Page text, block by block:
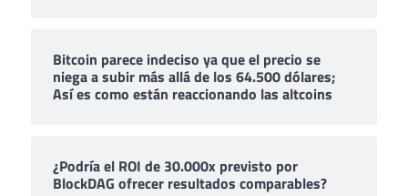
Bitcoin parece indeciso ya que el precio se
niega a subir más allá de los 64.500 dólares;
Así es como están reaccionando las altcoins
¿Podría el ROI de 30.000x previsto por
BlockDAG ofrecer resultados comparables?